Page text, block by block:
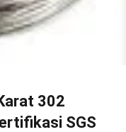
302
SGS